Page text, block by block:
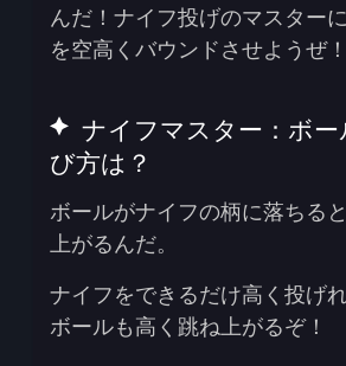
んだ！ナイフ投げのマスター
を空高くバウンドさせようぜ！
ナイフマスター：ボ
び方は？
ボールがナイフの柄に落ちる
上がるんだ。
ナイフをできるだけ高く投げ
ボールも高く跳ね上がるぞ！